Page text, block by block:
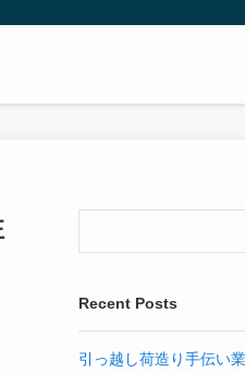
Recent Posts
引っ越し荷造り手伝い